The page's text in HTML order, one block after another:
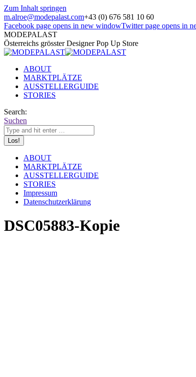
Zum Inhalt springen
m.alroe@modepalast.com+43 (0) 676 581 10 60
Facebook page opens in new windowTwitter page opens in
MODEPALAST
Österreichs grösster Designer Pop Up Store
ABOUT
MARKTPLÄTZE
AUSSTELLERGUIDE
STORIES
Search:
Suchen
ABOUT
MARKTPLÄTZE
AUSSTELLERGUIDE
STORIES
Impressum
Datenschutzerklärung
DSC05883-Kopie